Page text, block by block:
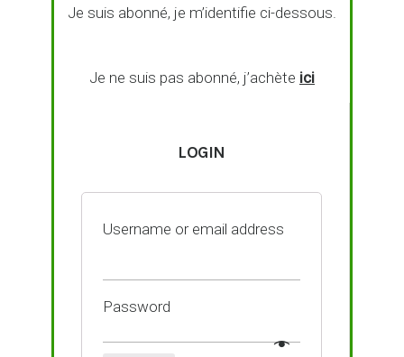
Je suis abonné, je m’identifie ci-dessous.
Je ne suis pas abonné, j’achète ici
LOGIN
Username or email address
Password